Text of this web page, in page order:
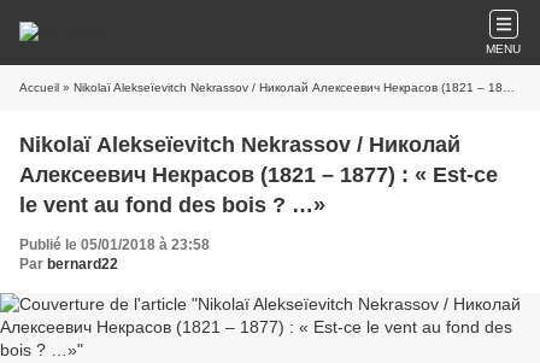
MENU
Accueil » Nikolaï Alekseïevitch Nekrassov / Николай Алексеевич Некрасов (1821 – 1877) : « Est-ce le vent au fond des bois ? …»
Nikolaï Alekseïevitch Nekrassov / Николай
Алексеевич Некрасов (1821 – 1877) : « Est-ce
le vent au fond des bois ? …»
Publié le 05/01/2018 à 23:58
Par bernard22